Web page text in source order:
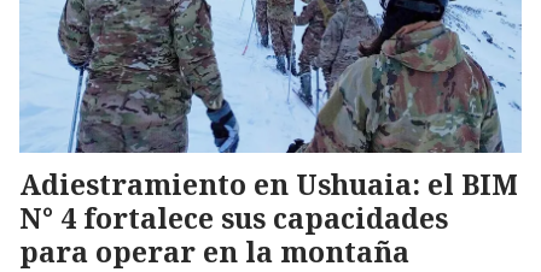
Adiestramiento en Ushuaia: el BIM
N° 4 fortalece sus capacidades
para operar en la montaña